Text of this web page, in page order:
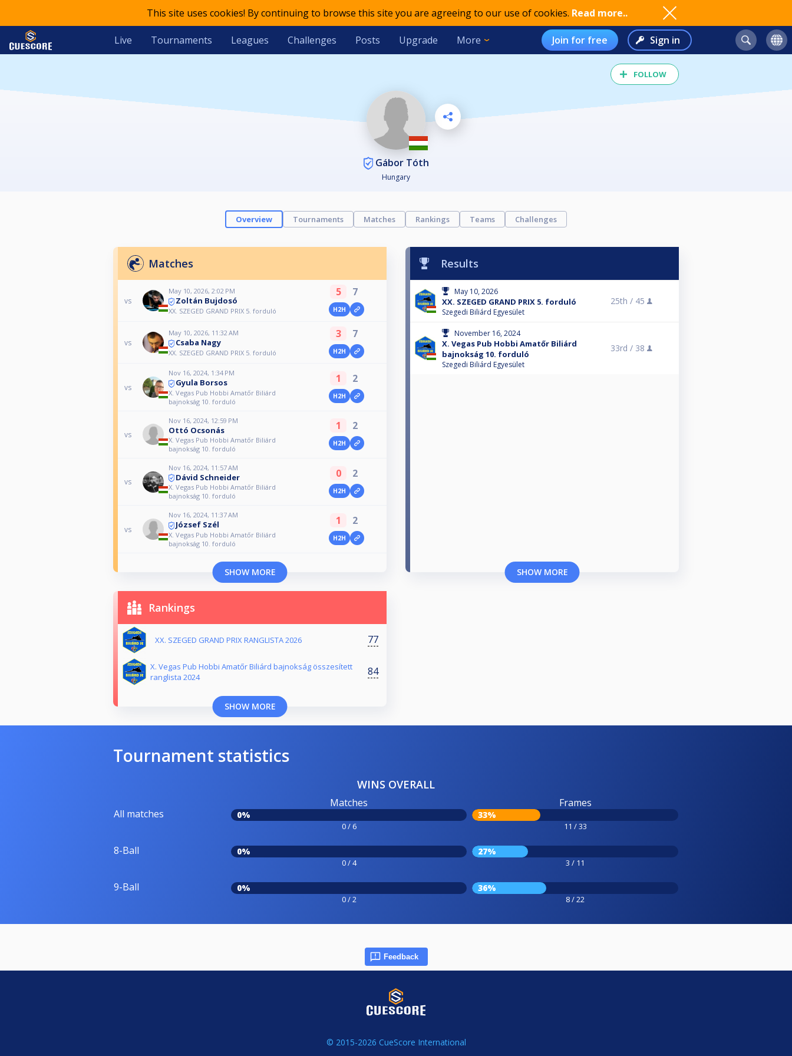
This site uses cookies! By continuing to browse this site you are agreeing to our use of cookies. Read more..
Live Tournaments Leagues Challenges Posts Upgrade More Join for free Sign in
FOLLOW
Gábor Tóth
Hungary
Overview Tournaments Matches Rankings Teams Challenges
Matches
vs
May 10, 2026, 2:02 PM
Zoltán Bujdosó
XX. SZEGED GRAND PRIX 5. forduló
5 7
H2H
vs
May 10, 2026, 11:32 AM
Csaba Nagy
XX. SZEGED GRAND PRIX 5. forduló
3 7
H2H
vs
Nov 16, 2024, 1:34 PM
Gyula Borsos
X. Vegas Pub Hobbi Amatőr Biliárd
bajnokság 10. forduló
1 2
H2H
vs
Nov 16, 2024, 12:59 PM
Ottó Ocsonás
X. Vegas Pub Hobbi Amatőr Biliárd
bajnokság 10. forduló
1 2
H2H
vs
Nov 16, 2024, 11:57 AM
Dávid Schneider
X. Vegas Pub Hobbi Amatőr Biliárd
bajnokság 10. forduló
0 2
H2H
vs
Nov 16, 2024, 11:37 AM
József Szél
X. Vegas Pub Hobbi Amatőr Biliárd
bajnokság 10. forduló
1 2
H2H
SHOW MORE
Results
May 10, 2026
XX. SZEGED GRAND PRIX 5. forduló
Szegedi Biliárd Egyesület
25th / 45
November 16, 2024
X. Vegas Pub Hobbi Amatőr Biliárd
bajnokság 10. forduló
Szegedi Biliárd Egyesület
33rd / 38
SHOW MORE
Rankings
XX. SZEGED GRAND PRIX RANGLISTA 2026 77
X. Vegas Pub Hobbi Amatőr Biliárd bajnokság összesített
ranglista 2024
84
SHOW MORE
Tournament statistics
WINS OVERALL
All matches
Matches
0%
0 / 6
Frames
33%
11 / 33
8-Ball 0%
0 / 4
27%
3 / 11
9-Ball 0%
0 / 2
36%
8 / 22
Feedback
© 2015-2026 CueScore International